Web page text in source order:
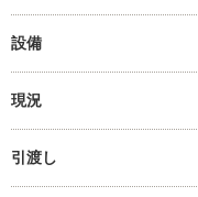
設備
現況
引渡し